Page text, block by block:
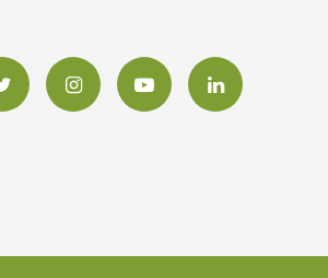
TwitterInstagramYouTubeLinkedIN